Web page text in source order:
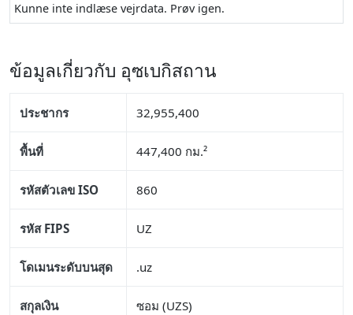
Kunne inte indlæse vejrdata. Prøv igen.
ข้อมูลเกี่ยวกับ อุซเบกิสถาน
ประชากร 32,955,400
พื้นที่ 447,400 กม.²
รหัสตัวเลข ISO 860
รหัส FIPS UZ
โดเมนระดับบนสุด .uz
สกุลเงิน ซอม (UZS)